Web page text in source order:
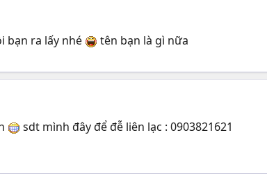
bạn ra lấy nhé tên bạn là gì nữa
sdt mình đây để đễ liên lạc : 0903821621